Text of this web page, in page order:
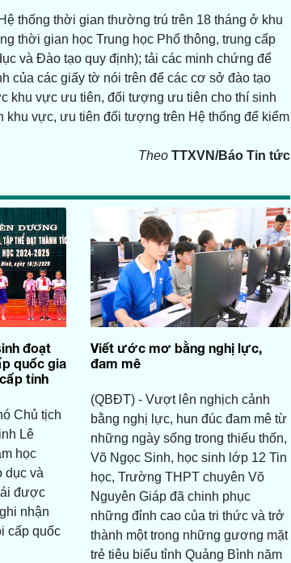
thống thời gian thường trú trên 18 tháng ở khu
thời gian học Trung học Phổ thông, trung cấp
và Đào tạo quy định); tải các minh chứng để
của các giấy tờ nói trên để các cơ sở đào tạo
khu vực ưu tiên, đối tượng ưu tiên cho thí sinh
vực, ưu tiên đối tượng trên Hệ thống để kiểm
Theo TTXVN/Báo Tin tức
đoạt
quốc gia
tỉnh
Chủ tịch
Lê
học
dục và
được
nhận
cấp quốc
Viết ước mơ bằng nghị lực,
đam mê
(QBĐT) - Vượt lên nghịch cảnh
bằng nghị lực, hun đúc đam mê từ
những ngày sống trong thiếu thốn,
Võ Ngọc Sinh, học sinh lớp 12 Tin
học, Trường THPT chuyên Võ
Nguyên Giáp đã chinh phục
những đỉnh cao của tri thức và trở
thành một trong những gương mặt
trẻ tiêu biểu tỉnh Quảng Bình năm